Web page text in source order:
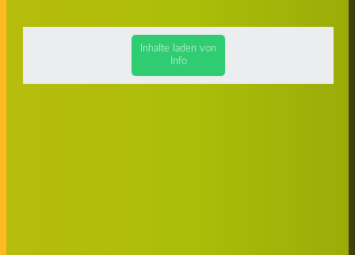
Inhalte laden von
Info